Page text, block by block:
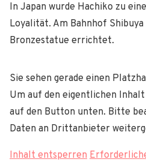
In Japan wurde Hachiko zu
Loyalität. Am Bahnhof
Bronzestatue errichtet.
Sie sehen gerade einen
Um auf den eigentlichen
auf den Button unten. Bitte
Daten an Drittanbieter
Inhalt entsperren